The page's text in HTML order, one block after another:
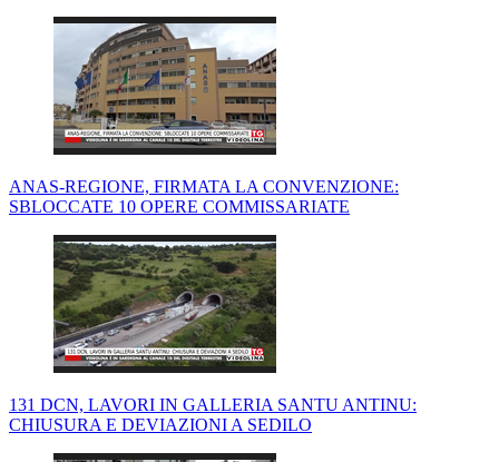
ANAS-REGIONE, FIRMATA LA CONVENZIONE:
SBLOCCATE 10 OPERE COMMISSARIATE
131 DCN, LAVORI IN GALLERIA SANTU ANTINU:
CHIUSURA E DEVIAZIONI A SEDILO